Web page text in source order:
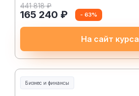
441 818 ₽
165 240 ₽ - 63%
На сайт курса
Бизнес и финансы